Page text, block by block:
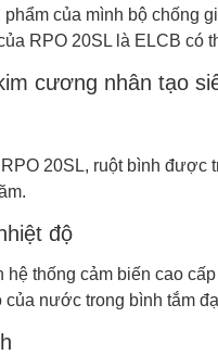
của mình bộ chống
RPO 20SL là ELCB có
cương nhân tạo
20SL, ruột bình
độ
hệ thống cảm biến cao
nước trong bình tắm